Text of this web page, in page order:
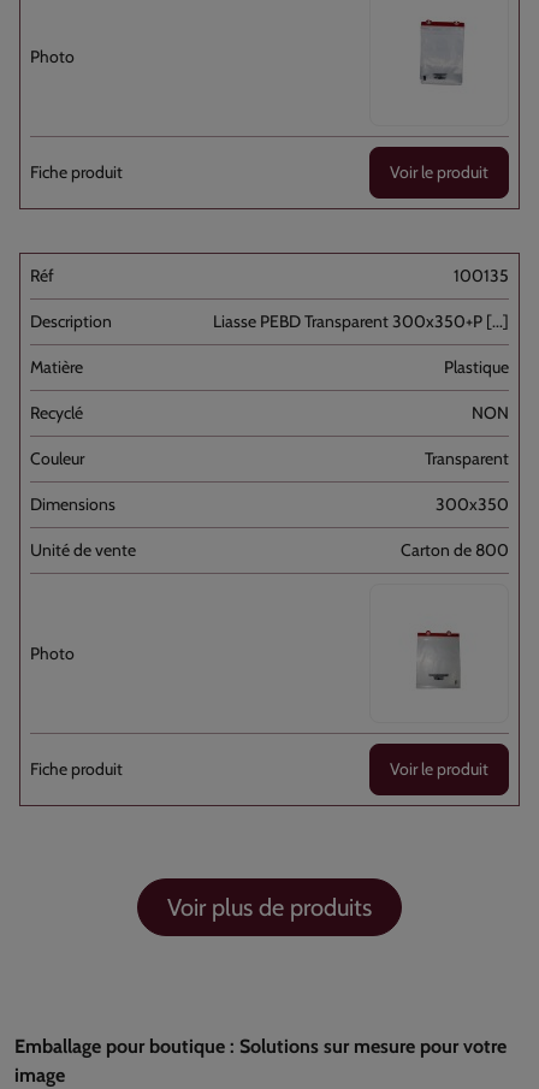
Voir le produit
100135
Liasse PEBD Transparent 300x350+P [...]
Plastique
NON
Transparent
300x350
Carton de 800
Voir le produit
Voir plus de produits
Emballage pour boutique : Solutions sur mesure pour votre
image